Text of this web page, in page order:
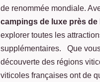
de renommée mondiale.
campings de luxe près de
explorer toutes les
supplémentaires. Que
découverte des régions
viticoles françaises ont de